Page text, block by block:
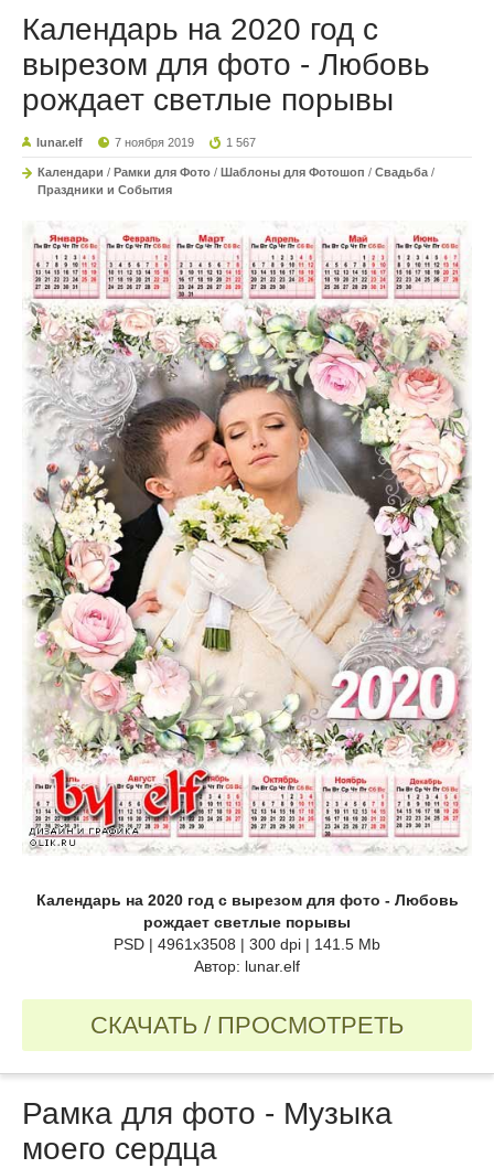
Календарь на 2020 год с
вырезом для фото - Любовь
рождает светлые порывы
lunar.elf 7 ноября 2019 1 567
Календари / Рамки для Фото / Шаблоны для Фотошоп / Свадьба /
Праздники и События
Календарь на 2020 год с вырезом для фото - Любовь
рождает светлые порывы
PSD | 4961х3508 | 300 dpi | 141.5 Mb
Автор: lunar.elf
СКАЧАТЬ / ПРОСМОТРЕТЬ
Рамка для фото - Музыка
моего сердца